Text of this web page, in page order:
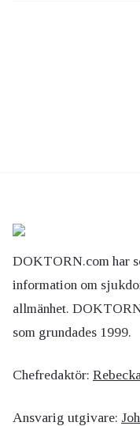
DOKTORN.com har
information om
allmänhet.
som grundades 1999.
Chefredaktör:
Ansvarig utgivare: